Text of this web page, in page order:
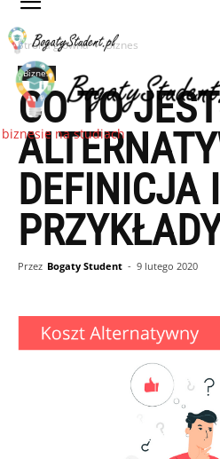
biznesie na studiach
Strona główna Biznes
Biznes
CO TO
DEFINICJA
Przez Bogaty Student - 9 lutego 2020